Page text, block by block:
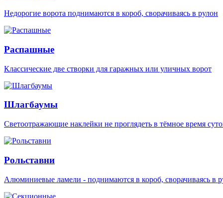
Недорогие ворота поднимаются в короб, сворачиваясь в рулон
Распашные
Классические две створки для гаражных или уличных ворот
Шлагбаумы
Светоотражающие наклейки не проглядеть в тёмное время
Рольставни
Алюминиевые ламели - поднимаются в короб, сворачиваясь в